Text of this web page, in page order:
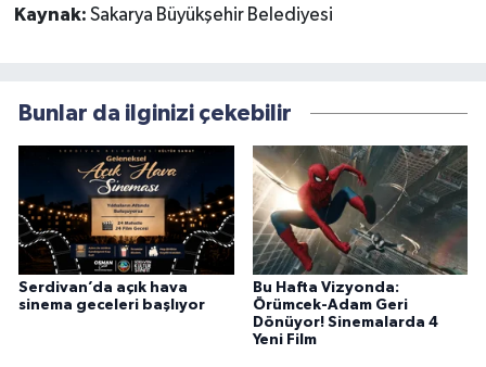
Kaynak: Sakarya Büyükşehir Belediyesi
Bunlar da ilginizi çekebilir
Serdivan’da açık hava
sinema geceleri başlıyor
Bu Hafta Vizyonda:
Örümcek-Adam Geri
Dönüyor! Sinemalarda 4
Yeni Film